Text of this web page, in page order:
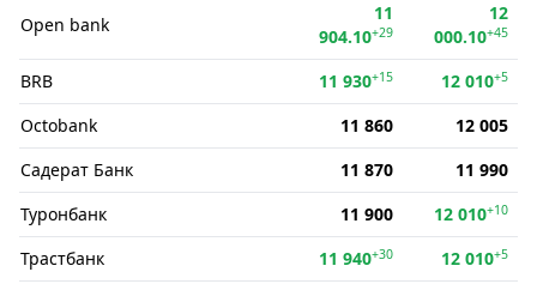
Open bank
11
904.10+29
12
000.10+45
BRB 11 930+15 12 010+5
Octobank 11 860
12 005
Садерат Банк
11 870
11 990
Туронбанк
11 900 12 010+10
Трастбанк 11 940+30 12 010+5